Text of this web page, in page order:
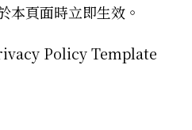
本頁面時立即生效。
Policy Template